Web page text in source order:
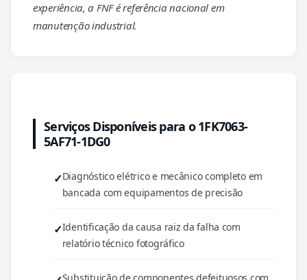
experiência, a FNF é referência nacional em
manutenção industrial.
Serviços Disponíveis para o 1FK7063-
5AF71-1DG0
Diagnóstico elétrico e mecânico completo em
bancada com equipamentos de precisão
Identificação da causa raiz da falha com
relatório técnico fotográfico